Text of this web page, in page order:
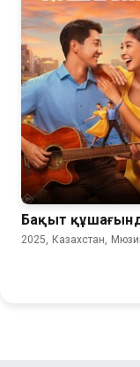
Бақыт
2025, Казахстан,